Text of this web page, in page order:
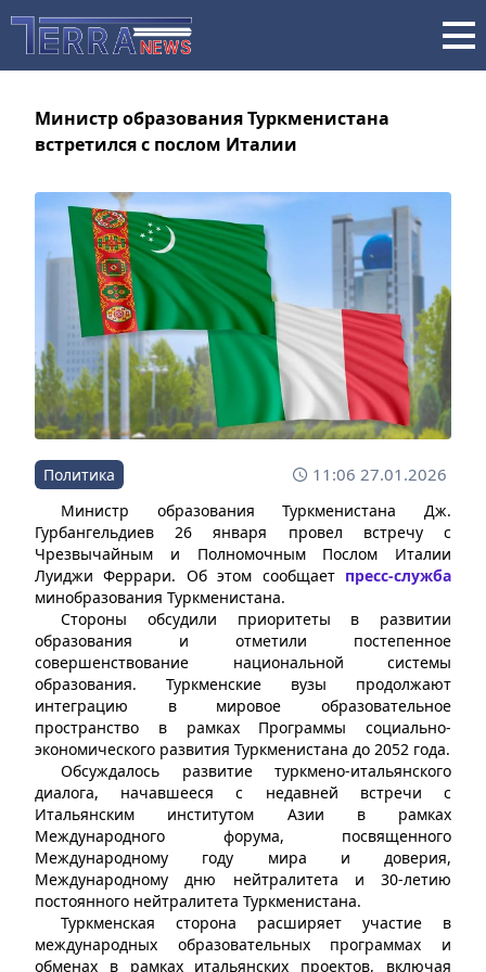
Министр образования Туркменистана
встретился с послом Италии
Политика 11:06 27.01.2026
Министр образования Туркменистана Дж.
Гурбангельдиев 26 января провел встречу с
Чрезвычайным и Полномочным Послом Италии
Луиджи Феррари. Об этом сообщает пресс-служба
минобразования Туркменистана.
Стороны обсудили приоритеты в развитии
образования и отметили постепенное
совершенствование национальной системы
образования. Туркменские вузы продолжают
интеграцию в мировое образовательное
пространство в рамках Программы социально-
экономического развития Туркменистана до 2052 года.
Обсуждалось развитие туркмено-итальянского
диалога, начавшееся с недавней встречи с
Итальянским институтом Азии в рамках
Международного форума, посвященного
Международному году мира и доверия,
Международному дню нейтралитета и 30-летию
постоянного нейтралитета Туркменистана.
Туркменская сторона расширяет участие в
международных образовательных программах и
обменах в рамках итальянских проектов, включая